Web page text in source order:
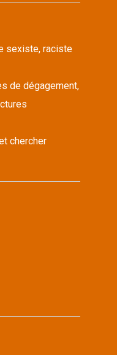
sexiste, raciste
de dégagement,
chercher